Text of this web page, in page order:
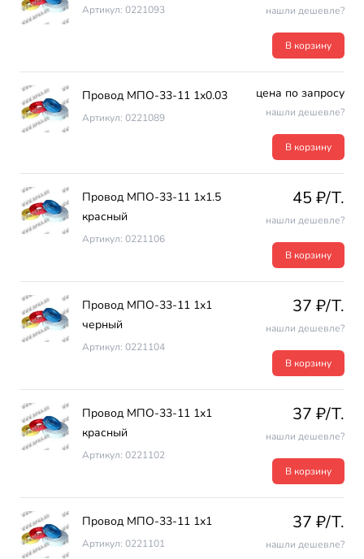
Артикул: 0221093 нашли дешевле?
В корзину
Провод МПО-33-11 1х0.03
Артикул: 0221089
цена по запросу
нашли дешевле?
В корзину
Провод МПО-33-11 1х1.5
красный
Артикул: 0221106
45 ₽/T.
нашли дешевле?
В корзину
Провод МПО-33-11 1х1
черный
Артикул: 0221104
37 ₽/T.
нашли дешевле?
В корзину
Провод МПО-33-11 1х1
красный
Артикул: 0221102
37 ₽/T.
нашли дешевле?
В корзину
Провод МПО-33-11 1х1
Артикул: 0221101
37 ₽/T.
нашли дешевле?